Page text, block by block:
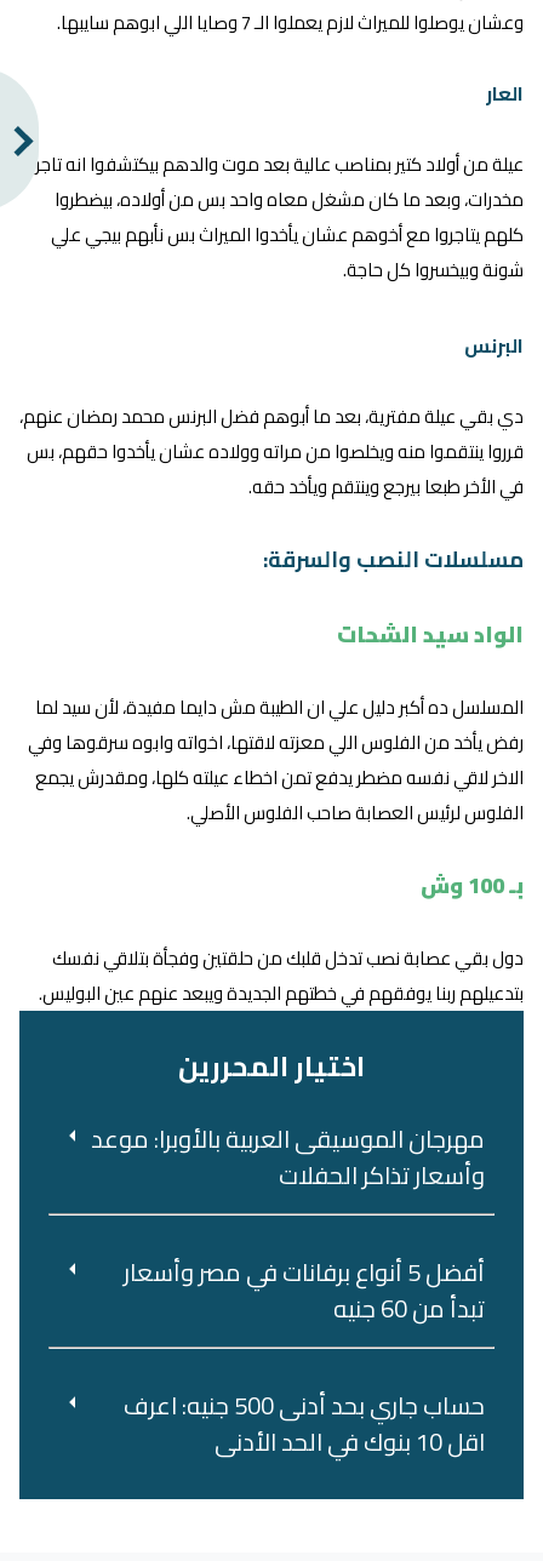
وعشان يوصلوا للميراث لازم يعملوا الـ 7 وصايا اللي ابوهم سايبها.
العار
عيلة من أولاد كتير بمناصب عالية بعد موت والدهم بيكتشفوا انه تاجر
مخدرات، وبعد ما كان مشغل معاه واحد بس من أولاده، بيضطروا
كلهم يتاجروا مع أخوهم عشان يأخدوا الميراث بس نأبهم بيجي علي
شونة وبيخسروا كل حاجة.
البرنس
دي بقي عيلة مفترية، بعد ما أبوهم فضل البرنس محمد رمضان عنهم،
قرروا ينتقموا منه ويخلصوا من مراته وولاده عشان يأخدوا حقهم، بس
في الأخر طبعا بيرجع وينتقم ويأخد حقه.
مسلسلات النصب والسرقة:
الواد سيد الشحات
المسلسل ده أكبر دليل علي ان الطيبة مش دايما مفيدة، لأن سيد لما
رفض يأخد من الفلوس اللي معزته لاقتها، اخواته وابوه سرقوها وفي
الاخر لاقي نفسه مضطر يدفع تمن اخطاء عيلته كلها، ومقدرش يجمع
الفلوس لرئيس العصابة صاحب الفلوس الأصلي.
بـ 100 وش
دول بقي عصابة نصب تدخل قلبك من حلقتين وفجأة بتلاقي نفسك
بتدعيلهم ربنا يوفقهم في خطتهم الجديدة ويبعد عنهم عين البوليس.
اختيار المحررين
مهرجان الموسيقى العربية بالأوبرا: موعد
وأسعار تذاكر الحفلات
أفضل 5 أنواع برفانات في مصر وأسعار
تبدأ من 60 جنيه
حساب جاري بحد أدنى 500 جنيه: اعرف
اقل 10 بنوك في الحد الأدنى